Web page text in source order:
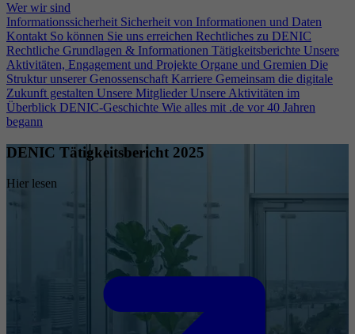
Wer wir sind
Informationssicherheit Sicherheit von Informationen und Daten
Kontakt So können Sie uns erreichen Rechtliches zu DENIC
Rechtliche Grundlagen & Informationen Tätigkeitsberichte Unsere
Aktivitäten, Engagement und Projekte Organe und Gremien Die
Struktur unserer Genossenschaft Karriere Gemeinsam die digitale
Zukunft gestalten Unsere Mitglieder Unsere Aktivitäten im
Überblick DENIC-Geschichte Wie alles mit .de vor 40 Jahren
begann
DENIC Tätigkeitsbericht 2025
Hier lesen